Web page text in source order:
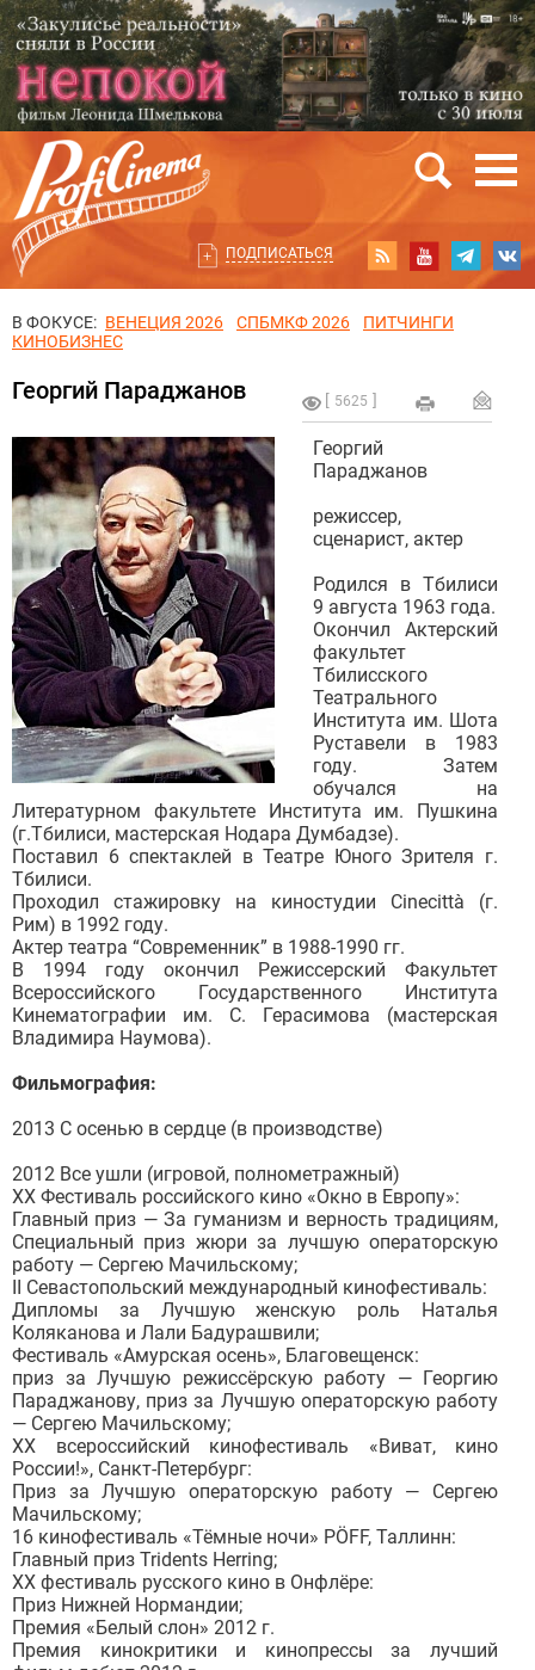
ПОДПИСАТЬСЯ
В ФОКУСЕ: ВЕНЕЦИЯ 2026 СПБМКФ 2026
ПИТЧИНГИ
КИНОБИЗНЕС
5625
Георгий Параджанов
Георгий
Параджанов
режиссер,
сценарист, актер
Родился в Тбилиси
9 августа 1963 года.
Окончил Актерский
факультет
Тбилисского
Театрального
Института им. Шота
Руставели в 1983
году. Затем
обучался на
Литературном факультете Института им. Пушкина
(г.Тбилиси, мастерская Нодара Думбадзе).
Поставил 6 спектаклей в Театре Юного Зрителя г.
Тбилиси.
Проходил стажировку на киностудии Cinecittà (г.
Рим) в 1992 году.
Актер театра “Современник” в 1988-1990 гг.
В 1994 году окончил Режиссерский Факультет
Всероссийского Государственного Института
Кинематографии им. С. Герасимова (мастерская
Владимира Наумова).
Фильмография:
2013 С осенью в сердце (в производстве)
2012 Все ушли (игровой, полнометражный)
XX Фестиваль российского кино «Окно в Европу»:
Главный приз — За гуманизм и верность традициям,
Специальный приз жюри за лучшую операторскую
работу — Сергею Мачильскому;
II Севастопольский международный кинофестиваль:
Дипломы за Лучшую женскую роль Наталья
Коляканова и Лали Бадурашвили;
Фестиваль «Амурская осень», Благовещенск:
приз за Лучшую режиссёрскую работу — Георгию
Параджанову, приз за Лучшую операторскую работу
— Сергею Мачильскому;
ХХ всероссийский кинофестиваль «Виват, кино
России!», Санкт-Петербург:
Приз за Лучшую операторскую работу — Сергею
Мачильскому;
16 кинофестиваль «Тёмные ночи» PÖFF, Таллинн:
Главный приз Tridents Herring;
ХХ фестиваль русского кино в Онфлёре:
Приз Нижней Нормандии;
Премия «Белый слон» 2012 г.
Премия кинокритики и кинопрессы за лучший